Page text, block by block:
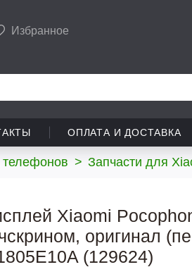
Избранное
ОПЛАТА И ДОСТАВКА
телефонов > Запчасти для
Xiaomi
оригинал
(129624)